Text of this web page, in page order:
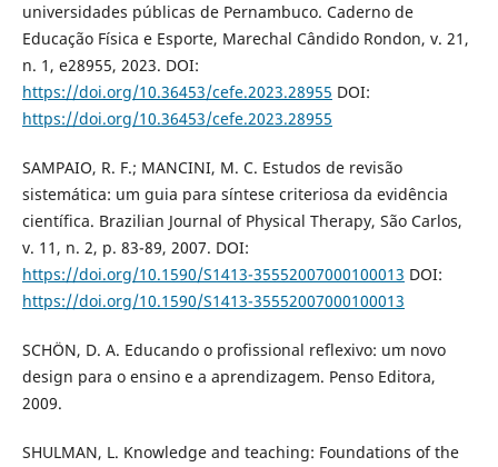
universidades públicas de Pernambuco. Caderno de
Educação Física e Esporte, Marechal Cândido Rondon, v. 21,
n. 1, e28955, 2023. DOI:
https://doi.org/10.36453/cefe.2023.28955 DOI:
https://doi.org/10.36453/cefe.2023.28955
SAMPAIO, R. F.; MANCINI, M. C. Estudos de revisão
sistemática: um guia para síntese criteriosa da evidência
científica. Brazilian Journal of Physical Therapy, São Carlos,
v. 11, n. 2, p. 83-89, 2007. DOI:
https://doi.org/10.1590/S1413-35552007000100013 DOI:
https://doi.org/10.1590/S1413-35552007000100013
SCHÖN, D. A. Educando o profissional reflexivo: um novo
design para o ensino e a aprendizagem. Penso Editora,
2009.
SHULMAN, L. Knowledge and teaching: Foundations of the